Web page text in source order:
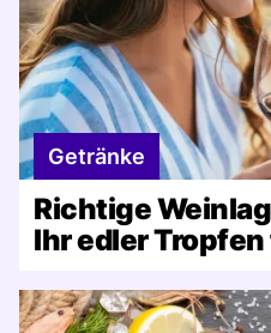
Getränke
Richtige
Ihr edler